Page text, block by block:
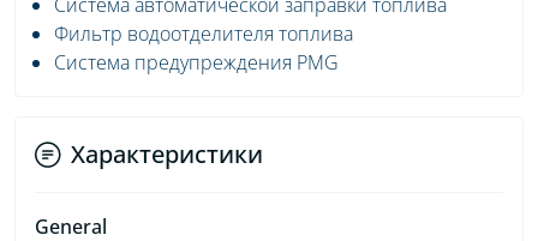
Фильтр водоотделителя топлива
Система предупреждения PMG
Характеристики
General